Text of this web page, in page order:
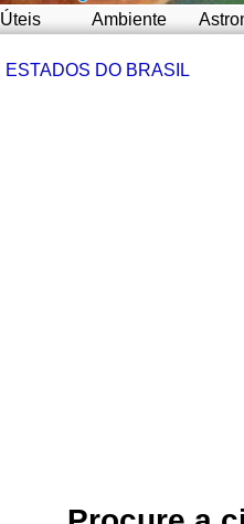
Úteis Ambiente
ESTADOS DO BRASIL